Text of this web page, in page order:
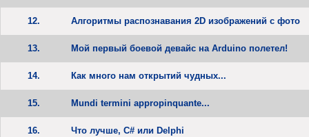
12. Алгоритмы распознавания 2D изображений с фото
13. Мой первый боевой девайс на Arduino полетел!
14. Как много нам открытий чудных...
15. Mundi termini appropinquante...
16. Что лучше, C# или Delphi